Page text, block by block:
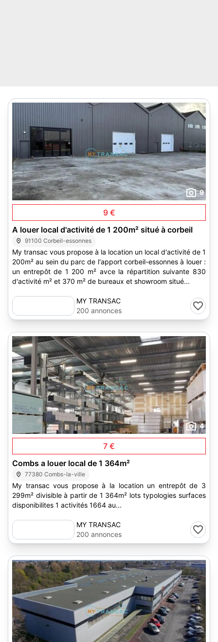
9
9 €
A louer local d'activité de 1 200m² situé à corbeil
91100 Corbeil-essonnes
My transac vous propose à la location un local d'activité de 1
200m² au sein du parc de l'apport corbeil-essonnes à louer :
un entrepôt de 1 200 m² avce la répartition suivante 830
d'activité m² et 370 m² de bureaux et showroom situé...
MY TRANSAC
200 annonces
4
7 €
Combs a louer local de 1 364m²
77380 Combs-la-ville
My transac vous propose à la location un entrepôt de 3
299m² divisible à partir de 1 364m² lots typologies surfaces
disponibilites 1 activités 1664 au...
MY TRANSAC
200 annonces